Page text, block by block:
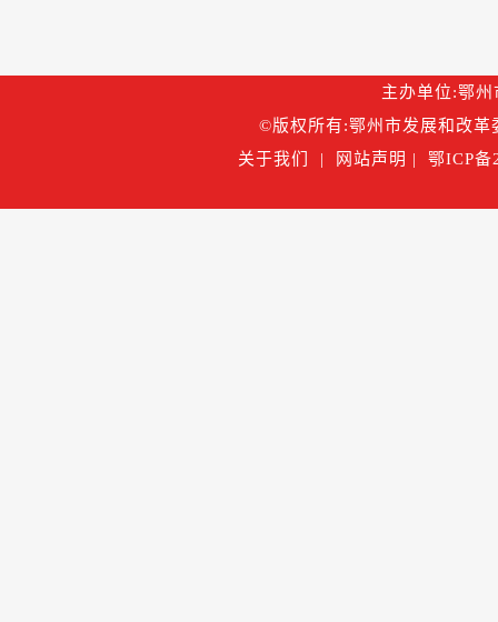
主办单位:鄂
©版权所有:鄂州市发展和改革
关于我们
| 网站声明 | 鄂ICP备